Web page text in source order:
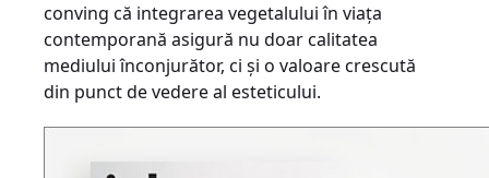
conving că integrarea vegetalului în viața
contemporană asigură nu doar calitatea
mediului înconjurător, ci și o valoare crescută
din punct de vedere al esteticului.